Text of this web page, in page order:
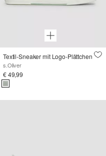
Textil-Sneaker mit Logo-Plättchen
s.Oliver
€ 49,99